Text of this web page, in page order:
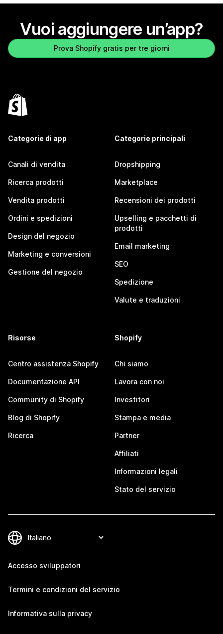
Vuoi aggiungere un’app?
Prova Shopify gratis per tre giorni
Categorie di app
Canali di vendita
Ricerca prodotti
Vendita prodotti
Ordini e spedizioni
Design del negozio
Marketing e conversioni
Gestione del negozio
Categorie principali
Dropshipping
Marketplace
Recensioni dei prodotti
Upselling e pacchetti di
prodotti
Email marketing
SEO
Spedizione
Valute e traduzioni
Risorse
Centro assistenza Shopify
Documentazione API
Community di Shopify
Blog di Shopify
Ricerca
Shopify
Chi siamo
Lavora con noi
Investitori
Stampa e media
Partner
Affiliati
Informazioni legali
Stato del servizio
Accesso sviluppatori
Termini e condizioni del servizio
Informativa sulla privacy